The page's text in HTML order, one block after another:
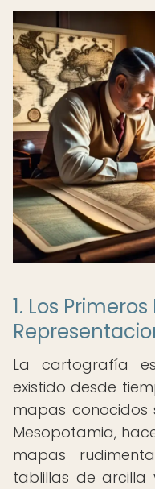
1. Los
La cartografía
existido desde
mapas
Mesopotamia,
mapas
tablillas de arcilla